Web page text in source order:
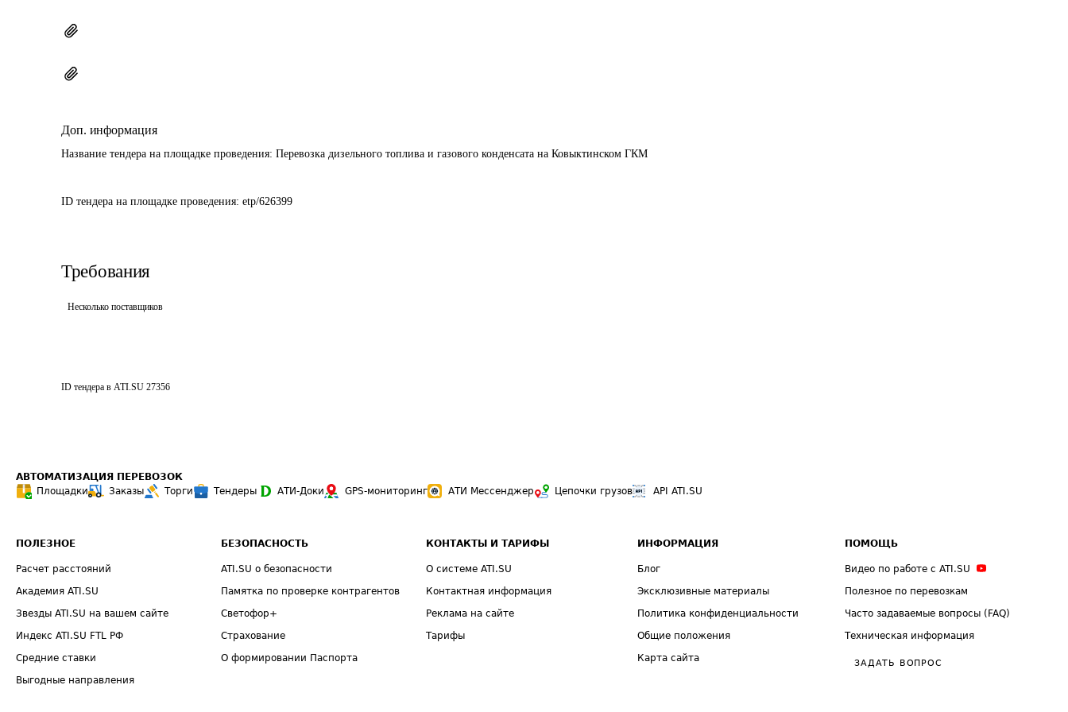
Доп. информация
Название тендера на площадке проведения: Перевозка дизельного топлива и газового конденсата на Ковыктинском ГКМ
ID тендера на площадке проведения: etp/626399
Требования
Несколько поставщиков
ID тендера в ATI.SU 27356
АВТОМАТИЗАЦИЯ ПЕРЕВОЗОК
Площадки
Заказы Торги Тендеры АТИ-Доки GPS-мониторинг АТИ Мессенджер Цепочки грузов API ATI.SU
ПОЛЕЗНОЕ
Расчет расстояний
Академия ATI.SU
Звезды ATI.SU на вашем сайте
Индекс ATI.SU FTL РФ
Средние ставки
Выгодные направления
БЕЗОПАСНОСТЬ
ATI.SU о безопасности
Памятка по проверке контрагентов
Светофор+
Страхование
О формировании Паспорта
КОНТАКТЫ И ТАРИФЫ
О системе ATI.SU
Контактная информация
Реклама на сайте
Тарифы
ИНФОРМАЦИЯ
Блог
Эксклюзивные материалы
Политика конфиденциальности
Общие положения
Карта сайта
ПОМОЩЬ
Видео по работе с ATI.SU
Полезное по перевозкам
Часто задаваемые вопросы (FAQ)
Техническая информация
ЗАДАТЬ ВОПРОС